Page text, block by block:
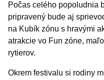
Počas celého popoludnia
pripravený bude aj
na Kubík zónu s hravými
atrakcie vo Fun zóne,
rytierov.
Okrem festivalu si rodiny